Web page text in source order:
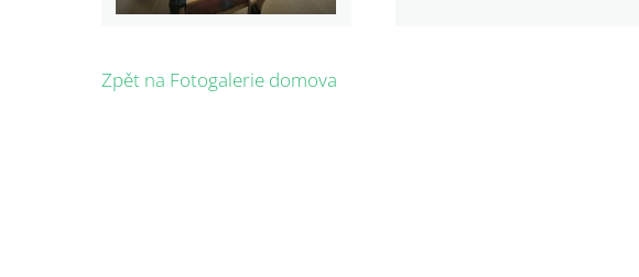
Zpět na Fotogalerie domova